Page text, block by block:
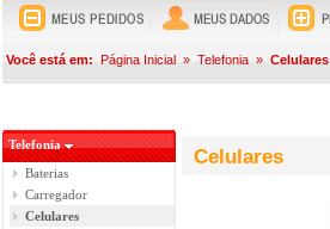
Você está em: Página Inicial » Telefonia » Celulares
Telefonia
Baterias
Carregador
Celulares
Celulares